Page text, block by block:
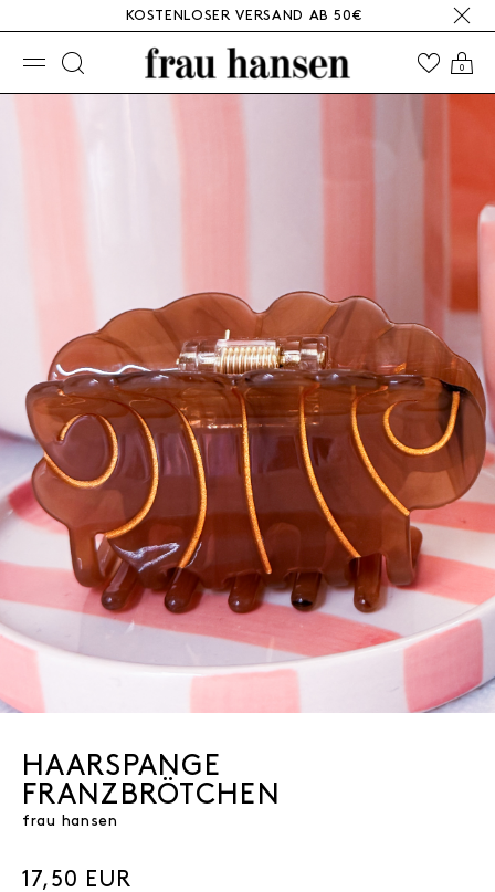
KOSTENLOSER VERSAND AB 50€
0
☰
HAARSPANGE
FRANZBRÖTCHEN
frau hansen
17,50 EUR